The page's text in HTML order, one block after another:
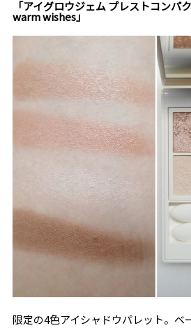
「アイグロウジェム プレストコンパ
warm wishes」
限定の4色アイシャドウパレット。ベ